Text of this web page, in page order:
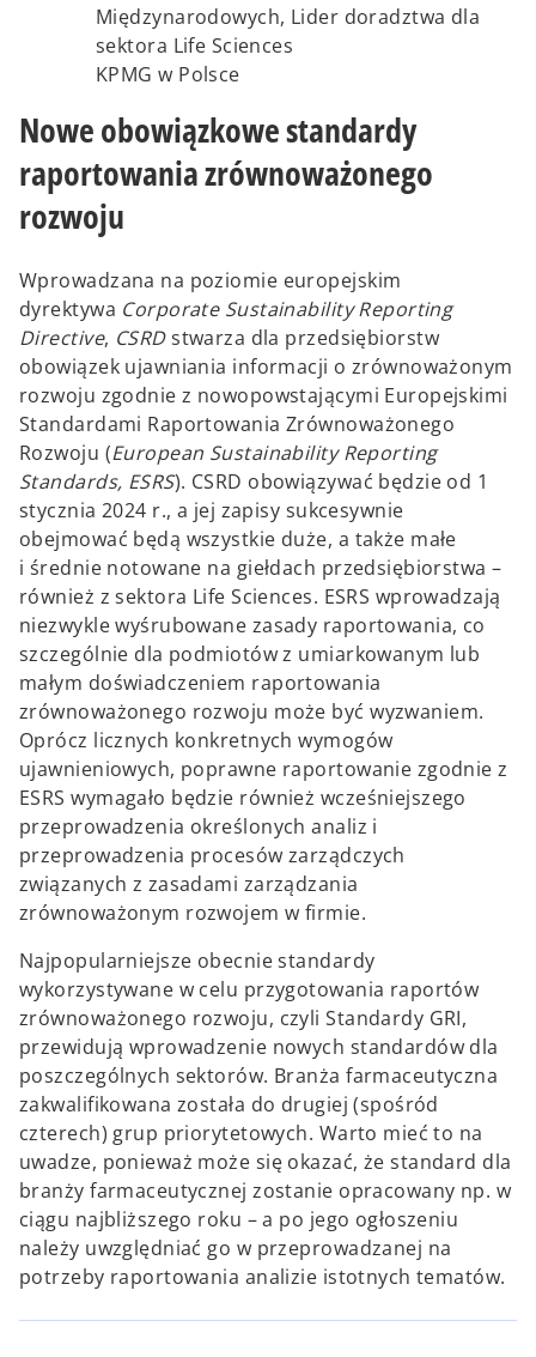
Międzynarodowych, Lider doradztwa dla
sektora Life Sciences
KPMG w Polsce
Nowe obowiązkowe standardy
raportowania zrównoważonego
rozwoju
Wprowadzana na poziomie europejskim
dyrektywa Corporate Sustainability Reporting
Directive, CSRDstwarza dla przedsiębiorstw
obowiązek ujawniania informacji o zrównoważonym
rozwoju zgodnie z nowopowstającymi Europejskimi
Standardami Raportowania Zrównoważonego
Rozwoju (European Sustainability Reporting
Standards, ESRS). CSRD obowiązywać będzie od 1
stycznia 2024 r., a jej zapisy sukcesywnie
obejmować będą wszystkie duże, a także małe
i średnie notowane na giełdach przedsiębiorstwa –
również z sektora Life Sciences. ESRS wprowadzają
niezwykle wyśrubowane zasady raportowania, co
szczególnie dla podmiotów z umiarkowanym lub
małym doświadczeniem raportowania
zrównoważonego rozwoju może być wyzwaniem.
Oprócz licznych konkretnych wymogów
ujawnieniowych, poprawne raportowanie zgodnie z
ESRS wymagało będzie również wcześniejszego
przeprowadzenia określonych analiz i
przeprowadzenia procesów zarządczych
związanych z zasadami zarządzania
zrównoważonym rozwojem w firmie.
Najpopularniejsze obecnie standardy
wykorzystywane w celu przygotowania raportów
zrównoważonego rozwoju, czyli Standardy GRI,
przewidują wprowadzenie nowych standardów dla
poszczególnych sektorów. Branża farmaceutyczna
zakwalifikowana została do drugiej (spośród
czterech) grup priorytetowych. Warto mieć to na
uwadze, ponieważ może się okazać, że standard dla
branży farmaceutycznej zostanie opracowany np. w
ciągu najbliższego roku – a po jego ogłoszeniu
należy uwzględniać go w przeprowadzanej na
potrzeby raportowania analizie istotnych tematów.